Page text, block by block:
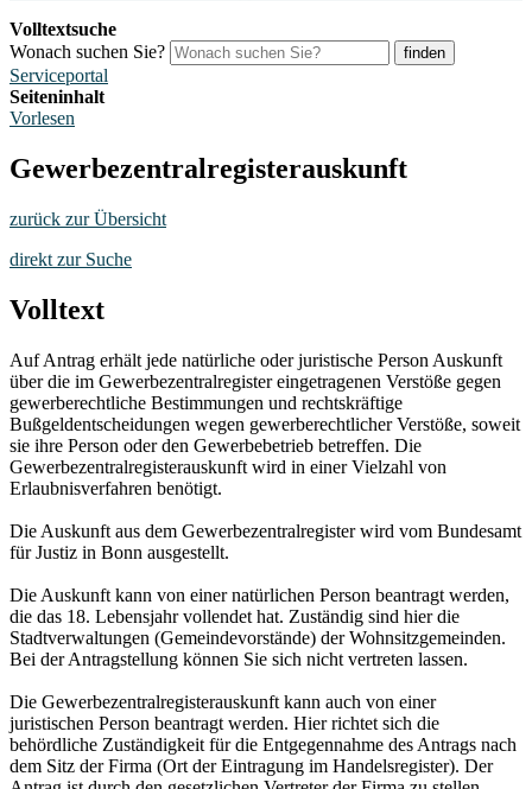
Volltextsuche
Wonach suchen Sie?
finden
Serviceportal
Seiteninhalt
Vorlesen
Gewerbezentralregisterauskunft
zurück zur Übersicht
direkt zur Suche
Volltext
Auf Antrag erhält jede natürliche oder juristische Person Auskunft
über die im Gewerbezentralregister eingetragenen Verstöße gegen
gewerberechtliche Bestimmungen und rechtskräftige
Bußgeldentscheidungen wegen gewerberechtlicher Verstöße, soweit
sie ihre Person oder den Gewerbebetrieb betreffen. Die
Gewerbezentralregisterauskunft wird in einer Vielzahl von
Erlaubnisverfahren benötigt.
Die Auskunft aus dem Gewerbezentralregister wird vom Bundesamt
für Justiz in Bonn ausgestellt.
Die Auskunft kann von einer natürlichen Person beantragt werden,
die das 18. Lebensjahr vollendet hat. Zuständig sind hier die
Stadtverwaltungen (Gemeindevorstände) der Wohnsitzgemeinden.
Bei der Antragstellung können Sie sich nicht vertreten lassen.
Die Gewerbezentralregisterauskunft kann auch von einer
juristischen Person beantragt werden. Hier richtet sich die
behördliche Zuständigkeit für die Entgegennahme des Antrags nach
dem Sitz der Firma (Ort der Eintragung im Handelsregister). Der